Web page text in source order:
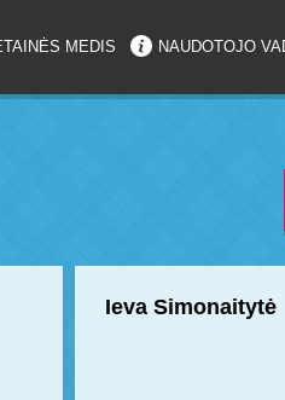
MEDIS NAUDOTOJO
Ieva Simonaitytė